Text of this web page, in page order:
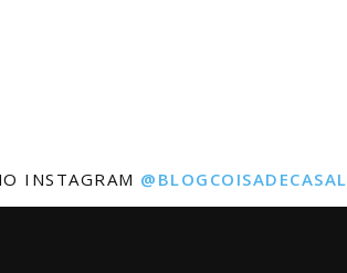
INSTAGRAM @BLOGCOISADECASAL